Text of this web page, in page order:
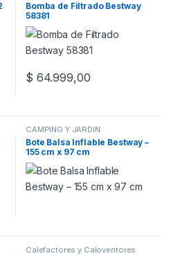
variantes. Las opciones se
Bomba de Filtrado Bestway
58381
$ 64.999,00
CAMPING Y JARDIN
Bote Balsa Inflable Bestway –
155 cm x 97 cm
Calefactores y Caloventores